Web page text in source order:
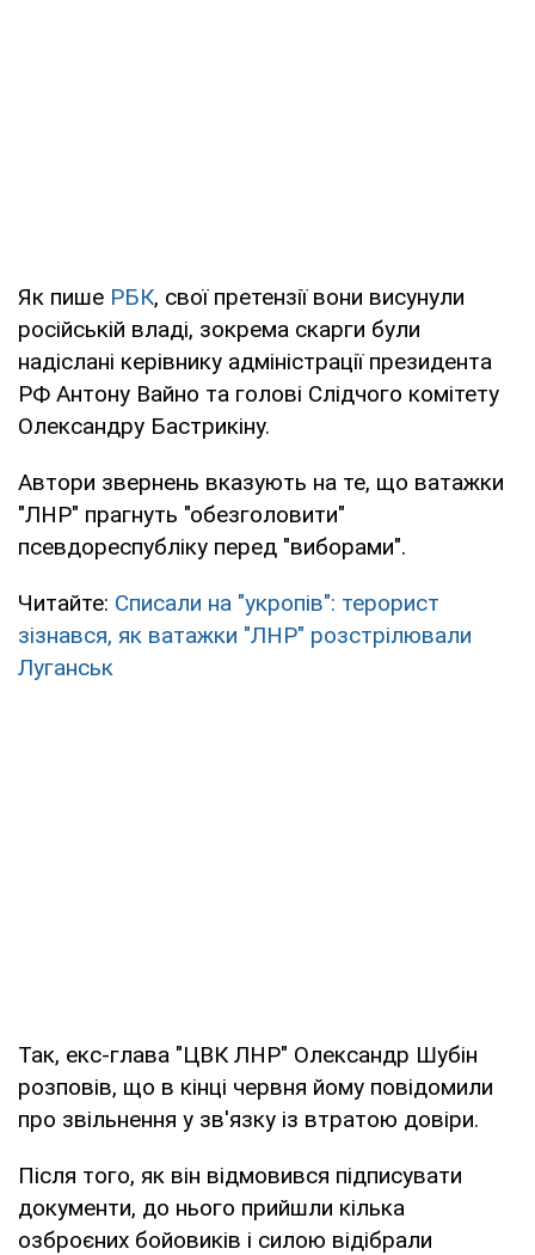
Як пише РБК, свої претензії вони висунули
російській владі, зокрема скарги були
надіслані керівнику адміністрації президента
РФ Антону Вайно та голові Слідчого комітету
Олександру Бастрикіну.
Автори звернень вказують на те, що ватажки
"ЛНР" прагнуть "обезголовити"
псевдореспубліку перед "виборами".
Читайте: Списали на "укропів": терорист
зізнався, як ватажки "ЛНР" розстрілювали
Луганськ
Так, екс-глава "ЦВК ЛНР" Олександр Шубін
розповів, що в кінці червня йому повідомили
про звільнення у зв'язку із втратою довіри.
Після того, як він відмовився підписувати
документи, до нього прийшли кілька
озброєних бойовиків і силою відібрали